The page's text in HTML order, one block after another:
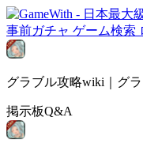
事前ガチャ ゲーム検索
グラブル攻略wiki｜グ
掲示板Q&A